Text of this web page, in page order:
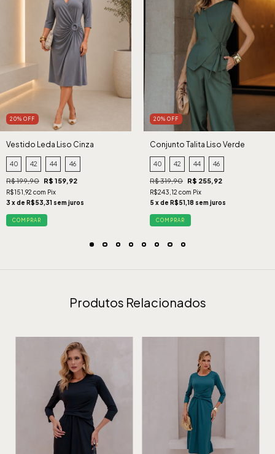
20% OFF
Vestido Leda Liso Cinza
40 42 44 46
R$ 199,90 R$ 159,92
R$151,92 com Pix
3 x de R$53,31 sem juros
COMPRAR
20% OFF
Conjunto Talita Liso Verde
40 42 44 46
R$ 319,90 R$ 255,92
R$243,12 com Pix
5 x de R$51,18 sem juros
COMPRAR
Produtos Relacionados